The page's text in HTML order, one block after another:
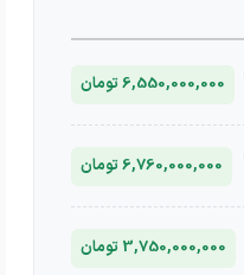
6,550,000,000 تومان
6,760,000,000 تومان
3,750,000,000 تومان